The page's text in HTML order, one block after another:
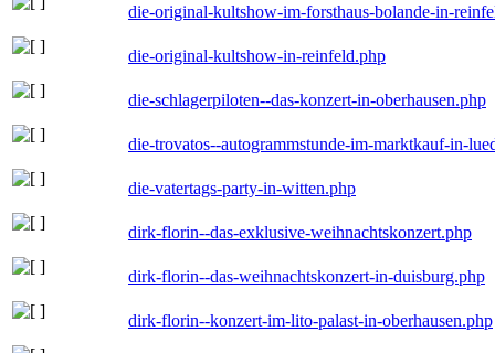
die-original-kultshow-im-forsthaus-bolande-in-
die-original-kultshow-in-reinfeld.php
die-schlagerpiloten--das-konzert-in-oberhausen.php
die-trovatos--autogrammstunde-im-marktkauf-in-
die-vatertags-party-in-witten.php
dirk-florin--das-exklusive-weihnachtskonzert.php
dirk-florin--das-weihnachtskonzert-in-duisburg.php
dirk-florin--konzert-im-lito-palast-in-oberhausen.php